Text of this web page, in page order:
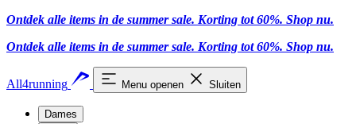
Ontdek alle items in de summer sale. Korting tot 60%. Shop nu.
Ontdek alle items in de summer sale. Korting tot 60%. Shop nu.
All4running Menu openen Sluiten
Dames